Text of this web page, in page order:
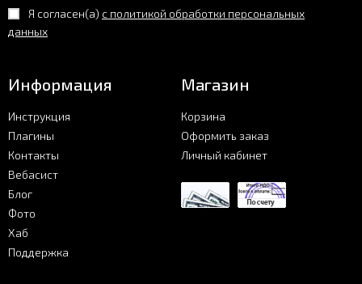
Поддержка
Я согласен(a) с политикой обработки персональных
данных
Информация
Инструкция
Плагины
Контакты
Вебасист
Блог
Фото
Хаб
Поддержка
Магазин
Корзина
Оформить заказ
Личный кабинет